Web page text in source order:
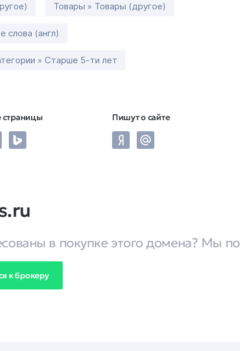
Товары » Товары (другое)
слова (англ)
» Старше 5-ти лет
страницы Пишут о сайте
в покупке этого домена? Мы
к брокеру